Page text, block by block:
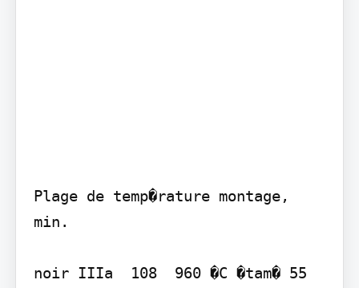
Plage de temp�rature montage,
min.
noir IIIa  108  960 �C �tam� 55